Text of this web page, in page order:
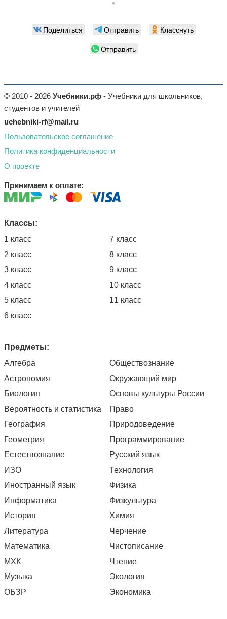
Поделиться Отправить
Класснуть
Отправить
© 2010 - 2026 Учебники.рф - Учебники для школьников,
студентов и учителей
uchebniki-rf@mail.ru
Пользовательское соглашение
Политика конфиденциальности
О проекте
Принимаем к оплате:
Классы:
1 класс
2 класс
3 класс
4 класс
5 класс
6 класс
7 класс
8 класс
9 класс
10 класс
11 класс
Предметы:
Алгебра
Астрономия
Биология
Вероятность и статистика
География
Геометрия
Естествознание
ИЗО
Иностранный язык
Информатика
История
Литература
Математика
МХК
Музыка
ОБЗР
Обществознание
Окружающий мир
Основы культуры России
Право
Природоведение
Программирование
Русский язык
Технология
Физика
Физкультура
Химия
Черчение
Чистописание
Чтение
Экология
Экономика